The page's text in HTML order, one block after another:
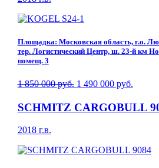
Площадка: Московская область, г.о.
тер. Логистический Центр, ш. 23-й км
помещ. 3
1 850 000 руб. 1 490 000 руб.
SCHMITZ CARGOBULL
2018 г.в.